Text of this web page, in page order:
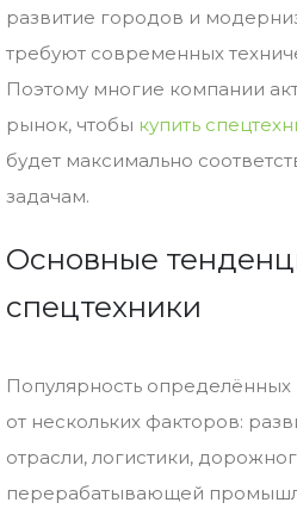
развитие городов и
требуют современных
Поэтому многие компании
рынок, чтобы купить
будет максимально
задачам.
Основные
спецтехники
Популярность определённых
от нескольких факторов:
отрасли, логистики,
перерабатывающей